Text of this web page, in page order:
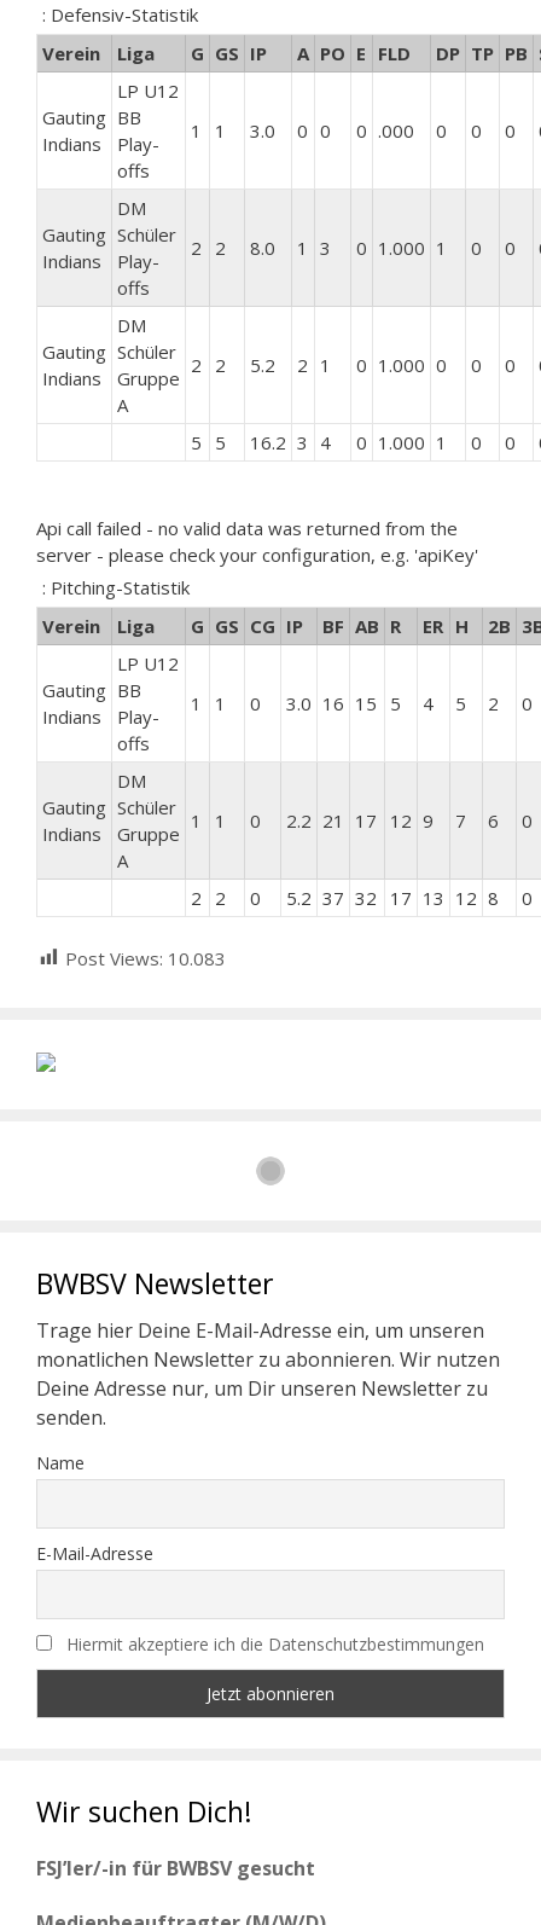
: Defensiv-Statistik
Verein
Liga G GS IP A PO E FLD DP TP PB
Gauting
Indians
LP U12
BB
Play-
offs
1 1 3.0 0 0 0 .000 0 0 0
Gauting
Indians
DM
Schüler
Play-
offs
2 2 8.0 1 3 0 1.000 1 0 0
Gauting
Indians
DM
Schüler
Gruppe
A
2 2 5.2 2 1 0 1.000 0 0 0
5 5 16.2 3 4 0 1.000 1 0 0
Api call failed - no valid data was returned from the
server - please check your configuration, e.g. 'apiKey'
: Pitching-Statistik
Verein
Liga G GS CG IP BF AB R ER H 2B
Gauting
Indians
LP U12
BB
Play-
offs
1 1 0 3.0 16 15 5 4 5 2 0
Gauting
Indians
DM
Schüler
Gruppe
A
1 1 0 2.2 21 17 12 9 7 6 0
2 2 0 5.2 37 32 17 13 12 8 0
Post Views: 10.083
BWBSV Newsletter
Trage hier Deine E-Mail-Adresse ein, um unseren
monatlichen Newsletter zu abonnieren. Wir nutzen
Deine Adresse nur, um Dir unseren Newsletter zu
senden.
Name
E-Mail-Adresse
Hiermit akzeptiere ich die Datenschutzbestimmungen
Wir suchen Dich!
FSJ’ler/-in für BWBSV gesucht